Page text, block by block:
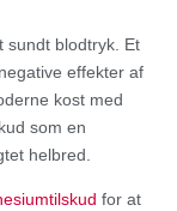
sundt blodtryk. Et
effekter af
kost med
som en
helbred.
for at